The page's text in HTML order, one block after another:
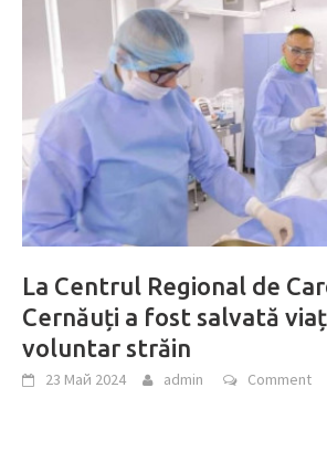
La Centrul Regional de
Cernăuți a fost salvată
voluntar străin
23 Май 2024 admin Comment